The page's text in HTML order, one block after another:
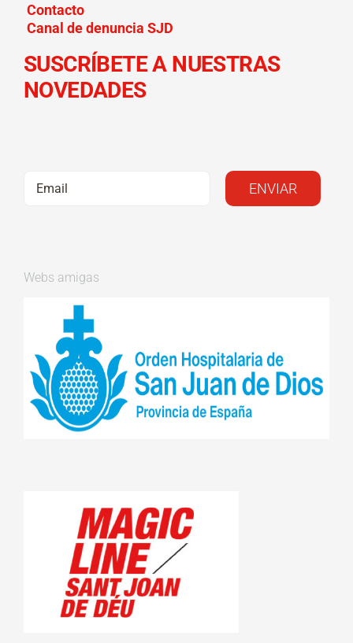
Contacto
Canal de denuncia SJD
SUSCRÍBETE A NUESTRAS
NOVEDADES
Webs amigas